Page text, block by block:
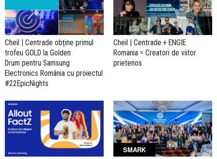
Cheil | Centrade obține primul
trofeu GOLD la Golden
Drum pentru Samsung
Electronics România cu proiectul
#22EpicNights
Cheil | Centrade + ENGIE
Romania = Creatori de viitor
prietenos
SMARK